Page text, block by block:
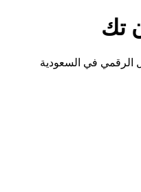
تك
الرقمي في السعودية